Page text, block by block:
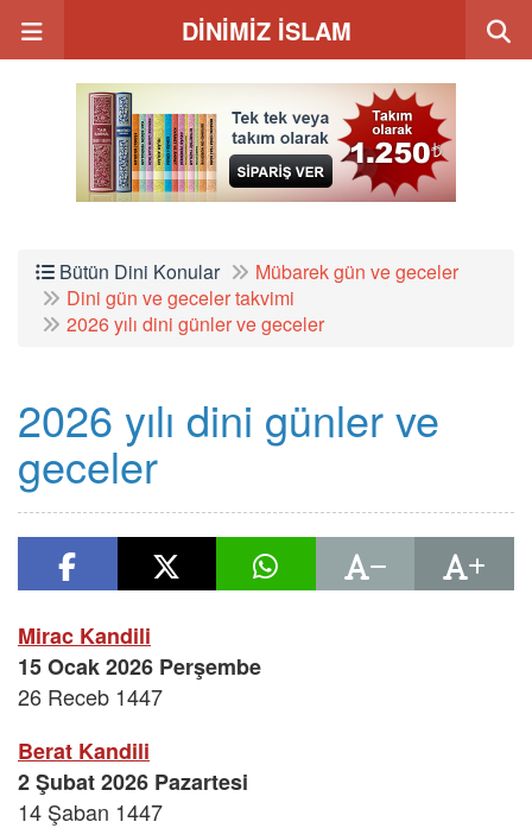
DİNİMİZ İSLAM
Bütün Dini Konular
Mübarek gün ve geceler
Dini gün ve geceler takvimi
2026 yılı dini günler ve geceler
2026 yılı dini günler ve
geceler
Mirac Kandili
15 Ocak 2026 Perşembe
26 Receb 1447
Berat Kandili
2 Şubat 2026 Pazartesi
14 Şaban 1447